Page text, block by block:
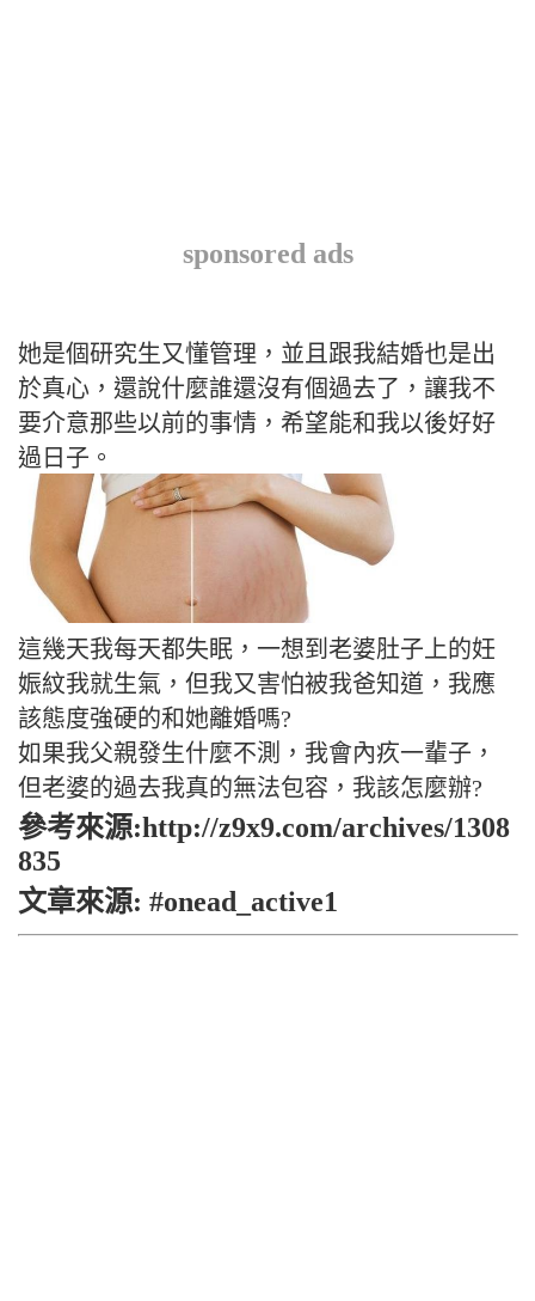
sponsored ads
她是個研究生又懂管理，並且跟我結婚也是出
於真心，還說什麼誰還沒有個過去了，讓我不
要介意那些以前的事情，希望能和我以後好好
過日子。
這幾天我每天都失眠，一想到老婆肚子上的妊
娠紋我就生氣，但我又害怕被我爸知道，我應
該態度強硬的和她離婚嗎?
如果我父親發生什麼不測，我會內疚一輩子，
但老婆的過去我真的無法包容，我該怎麼辦?
參考來源:http://z9x9.com/archives/1308
835
文章來源: #onead_active1